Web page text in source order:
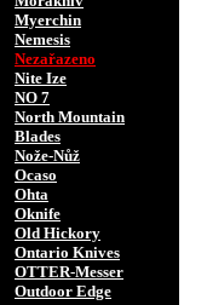
Myerchin
Nemesis
Nezařazeno
Nite Ize
NO 7
North Mountain
Blades
Nože-Nůž
Ocaso
Ohta
Oknife
Old Hickory
Ontario Knives
OTTER-Messer
Outdoor Edge